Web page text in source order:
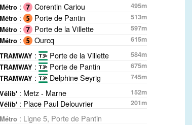
Métro : Corentin Cariou
495m
Métro : Porte de Pantin
513m
Métro : Porte de la Villette
597m
Métro : Ourcq
615m
TRAMWAY : Porte de la Villette
584m
TRAMWAY : Porte de Pantin
675m
TRAMWAY : Delphine Seyrig
745m
Vélib' : Metz - Marne
152m
Vélib' : Place Paul Delouvrier
201m
Métro : Ligne 5, Porte de Pantin